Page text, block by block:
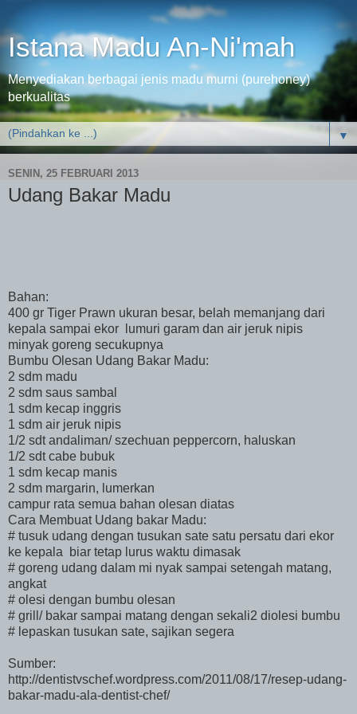
Istana Madu An-Ni'mah
Menyediakan berbagai jenis madu murni (purehoney)
berkualitas
▼
SENIN, 25 FEBRUARI 2013
Udang Bakar Madu
Bahan:
400 gr Tiger Prawn ukuran besar, belah memanjang dari
kepala sampai ekor lumuri garam dan air jeruk nipis
minyak goreng secukupnya
Bumbu Olesan Udang Bakar Madu:
2 sdm madu
2 sdm saus sambal
1 sdm kecap inggris
1 sdm air jeruk nipis
1/2 sdt andaliman/ szechuan peppercorn, haluskan
1/2 sdt cabe bubuk
1 sdm kecap manis
2 sdm margarin, lumerkan
campur rata semua bahan olesan diatas
Cara Membuat Udang bakar Madu:
# tusuk udang dengan tusukan sate satu persatu dari ekor
ke kepala biar tetap lurus waktu dimasak
# goreng udang dalam mi nyak sampai setengah matang,
angkat
# olesi dengan bumbu olesan
# grill/ bakar sampai matang dengan sekali2 diolesi bumbu
# lepaskan tusukan sate, sajikan segera
Sumber:
http://dentistvschef.wordpress.com/2011/08/17/resep-udang-
bakar-madu-ala-dentist-chef/